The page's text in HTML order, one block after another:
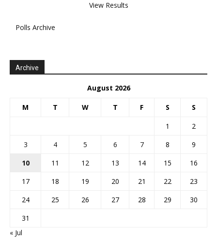
View Results
Polls Archive
Archive
August 2026
M T W T F S S
1
2
3
4 5 6 7 8
9
10
11 12 13 14 15
16
17
18 19 20 21 22
23
24
25 26 27 28 29
30
31
« Jul